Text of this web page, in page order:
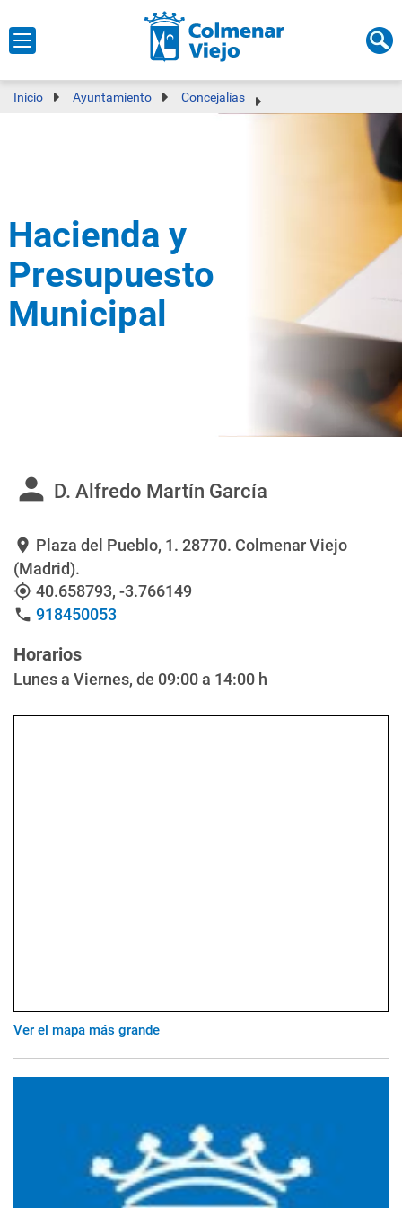
Inicio Ayuntamiento Concejalías
Hacienda y
Presupuesto
Municipal
Ver el mapa más grande
person D. Alfredo Martín García
location_on Plaza del Pueblo, 1. 28770. Colmenar Viejo
(Madrid).
my_location40.658793, -3.766149
phone 918450053
Horarios
Lunes a Viernes, de 09:00 a 14:00 h